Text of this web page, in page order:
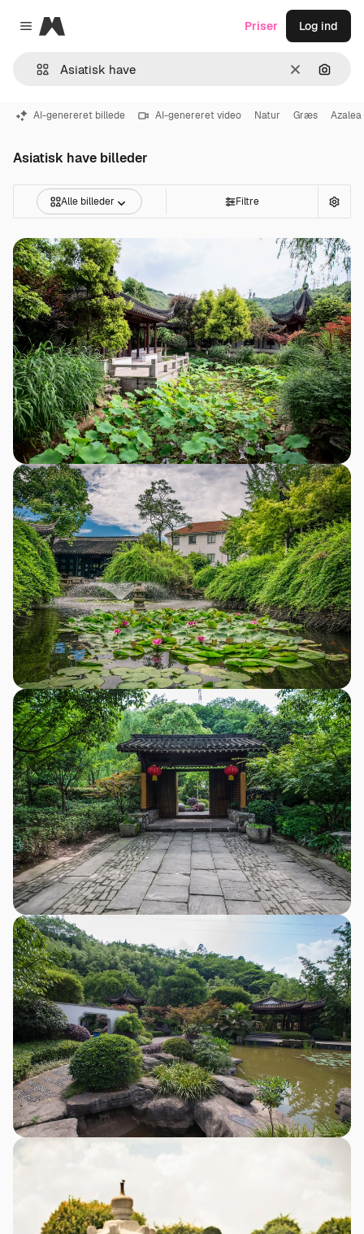
Close menu
Magnific
Klar Søg
Priser Log ind
AI-genereret billede AI-genereret video Natur Græs Azalea
Asiatisk have billeder
Alle billeder Filtre